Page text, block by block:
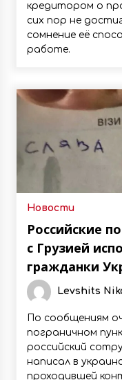
кредитором о
сих пор не
сомнение её
работе.
Новости
Российские
с Грузией
гражданки
Levshits
По сообщениям
пограничном
российский
написал в
проходившей